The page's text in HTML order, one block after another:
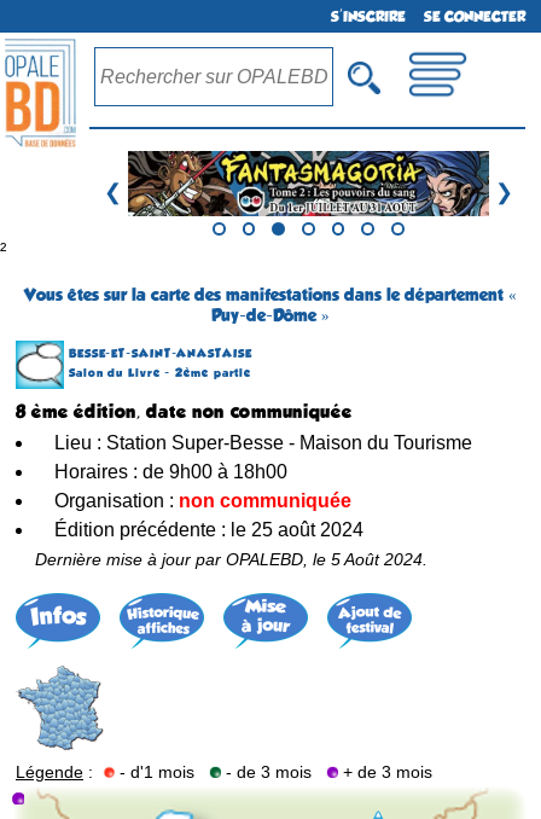
S'INSCRIRE SE CONNECTER
❮ ❯
²
Vous êtes sur la carte des manifestations dans le département «
Puy-de-Dôme »
BESSE-ET-SAINT-ANASTAISE
Salon du Livre - 2ème partie
8 ème édition, date non communiquée
Lieu : Station Super-Besse - Maison du Tourisme
Horaires : de 9h00 à 18h00
Organisation : non communiquée
Édition précédente : le 25 août 2024
Dernière mise à jour par OPALEBD, le 5 Août 2024.
Légende : - d'1 mois - de 3 mois + de 3 mois